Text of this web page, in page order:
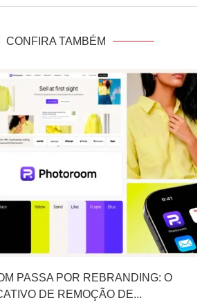
CONFIRA TAMBÉM
PASSA POR REBRANDING: O
DE REMOÇÃO DE...